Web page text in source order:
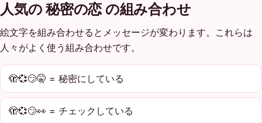
人気の 秘密の恋 の組み合わせ
絵文字を組み合わせるとメッセージが変わります。これらは
人々がよく使う組み合わせです。
🫣💞😏🤫 = 秘密にしている
🫣💞😏👀 = チェックしている